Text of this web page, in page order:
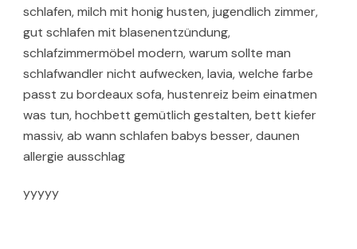
schlafen, milch mit honig husten, jugendlich zimmer,
gut schlafen mit blasenentzündung,
schlafzimmermöbel modern, warum sollte man
schlafwandler nicht aufwecken, lavia, welche farbe
passt zu bordeaux sofa, hustenreiz beim einatmen
was tun, hochbett gemütlich gestalten, bett kiefer
massiv, ab wann schlafen babys besser, daunen
allergie ausschlag
yyyyy